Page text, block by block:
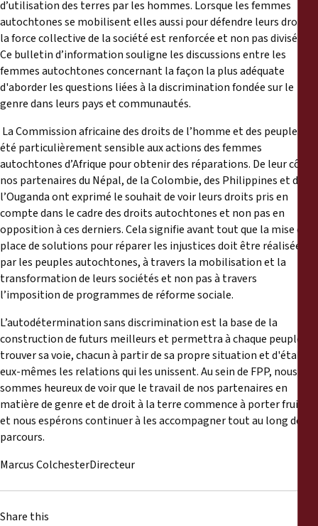
d’utilisation des terres par les hommes. Lorsque les femmes
autochtones se mobilisent elles aussi pour défendre leurs droits,
la force collective de la société est renforcée et non pas divisée.
Ce bulletin d’information souligne les discussions entre les
femmes autochtones concernant la façon la plus adéquate
d'aborder les questions liées à la discrimination fondée sur le
genre dans leurs pays et communautés.
La Commission africaine des droits de l’homme et des peuples a
été particulièrement sensible aux actions des femmes
autochtones d’Afrique pour obtenir des réparations. De leur côté,
nos partenaires du Népal, de la Colombie, des Philippines et de
l’Ouganda ont exprimé le souhait de voir leurs droits pris en
compte dans le cadre des droits autochtones et non pas en
opposition à ces derniers. Cela signifie avant tout que la mise en
place de solutions pour réparer les injustices doit être réalisée
par les peuples autochtones, à travers la mobilisation et la
transformation de leurs sociétés et non pas à travers
l’imposition de programmes de réforme sociale.
L’autodétermination sans discrimination est la base de la
construction de futurs meilleurs et permettra à chaque peuple de
trouver sa voie, chacun à partir de sa propre situation et d'établir
eux-mêmes les relations qui les unissent. Au sein de FPP, nous
sommes heureux de voir que le travail de nos partenaires en
matière de genre et de droit à la terre commence à porter fruits
et nous espérons continuer à les accompagner tout au long de ce
parcours.
Marcus ColchesterDirecteur
Share this